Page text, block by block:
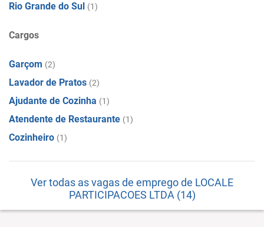
Rio Grande do Sul (1)
Cargos
Garçom (2)
Lavador de Pratos (2)
Ajudante de Cozinha (1)
Atendente de Restaurante (1)
Cozinheiro (1)
Ver todas as vagas de emprego de LOCALE
PARTICIPACOES LTDA (14)